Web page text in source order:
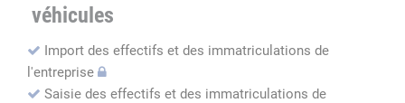
véhicules
Import des effectifs et des immatriculations de
l'entreprise
Saisie des effectifs et des immatriculations de